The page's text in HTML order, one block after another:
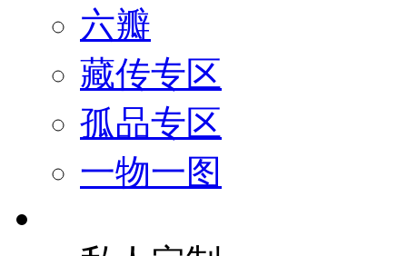
六瓣
藏传专区
孤品专区
一物一图